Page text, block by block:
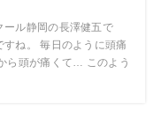
ール静岡の長澤健五で
ね。 毎日のように頭痛
ら頭が痛くて… このよう